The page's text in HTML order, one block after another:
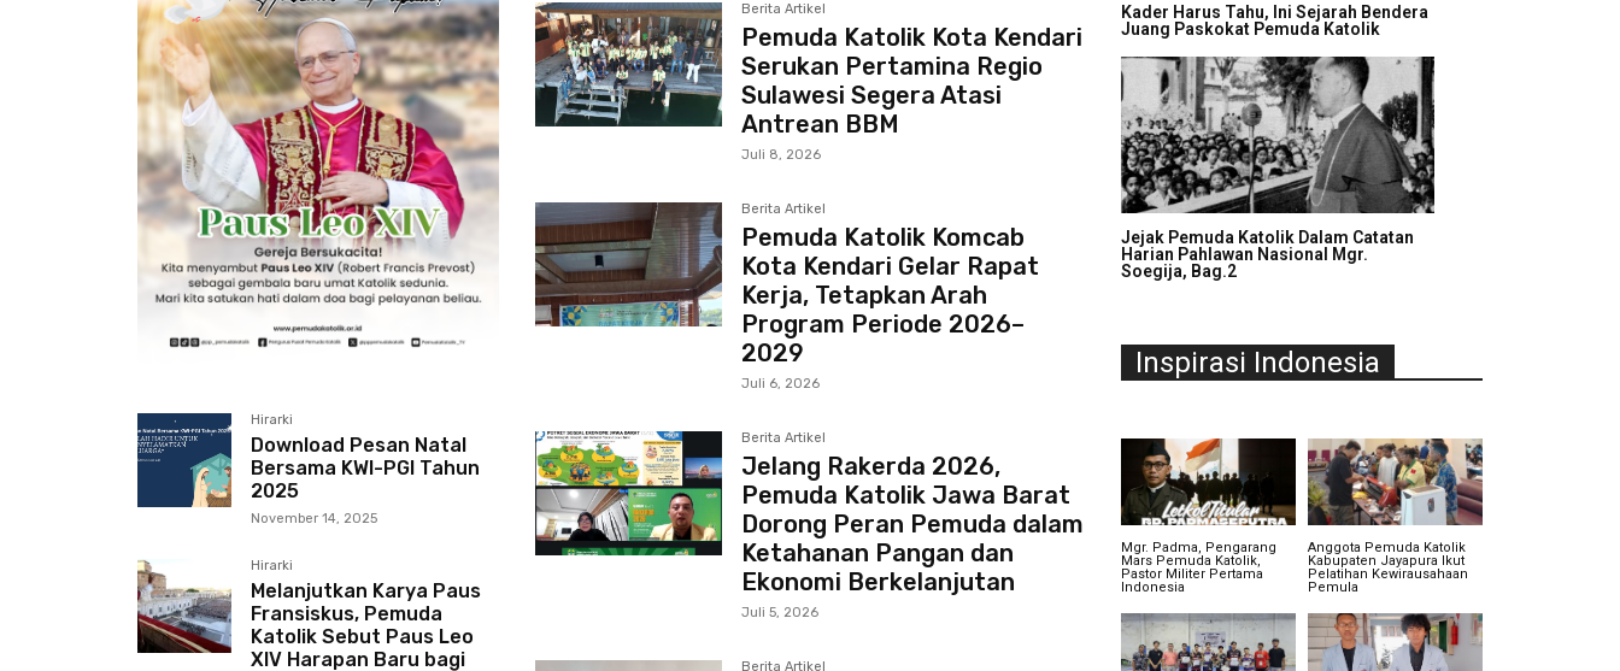
Hirarki
Download Pesan Natal
Bersama KWI-PGI Tahun
2025
November 14, 2025
Hirarki
Melanjutkan Karya Paus
Fransiskus, Pemuda
Katolik Sebut Paus Leo
XIV Harapan Baru bagi
Berita Artikel
Pemuda Katolik Kota Kendari
Serukan Pertamina Regio
Sulawesi Segera Atasi
Antrean BBM
Juli 8, 2026
Berita Artikel
Pemuda Katolik Komcab
Kota Kendari Gelar Rapat
Kerja, Tetapkan Arah
Program Periode 2026–
2029
Juli 6, 2026
Berita Artikel
Jelang Rakerda 2026,
Pemuda Katolik Jawa Barat
Dorong Peran Pemuda dalam
Ketahanan Pangan dan
Ekonomi Berkelanjutan
Juli 5, 2026
Berita Artikel
Kader Harus Tahu, Ini Sejarah Bendera
Juang Paskokat Pemuda Katolik
Jejak Pemuda Katolik Dalam Catatan
Harian Pahlawan Nasional Mgr.
Soegija, Bag.2
Inspirasi Indonesia
Mgr. Padma, Pengarang
Mars Pemuda Katolik,
Pastor Militer Pertama
Indonesia
Anggota Pemuda Katolik
Kabupaten Jayapura Ikut
Pelatihan Kewirausahaan
Pemula